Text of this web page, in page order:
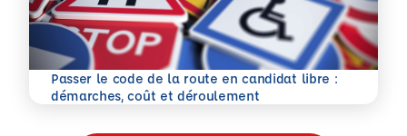
Passer le code de la route en candidat libre :
démarches, coût et déroulement
En savoir plus